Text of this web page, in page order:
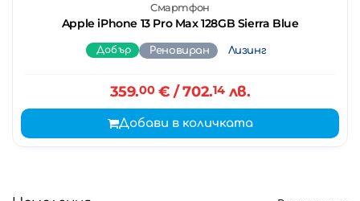
Смартфон
Apple iPhone 13 Pro Max 128GB Sierra Blue
Добър Реновиран Лизинг
359.00€ / 702.14лв.
Добави в количката